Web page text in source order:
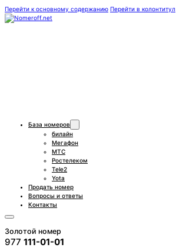
Перейти к основному содержанию Перейти в колонтитул
База номеров
билайн
Мегафон
МТС
Ростелеком
Tele2
Yota
Продать номер
Вопросы и ответы
Контакты
Золотой номер
977 111-01-01